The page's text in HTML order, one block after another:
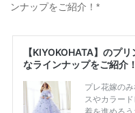
ンナップをご紹介！*